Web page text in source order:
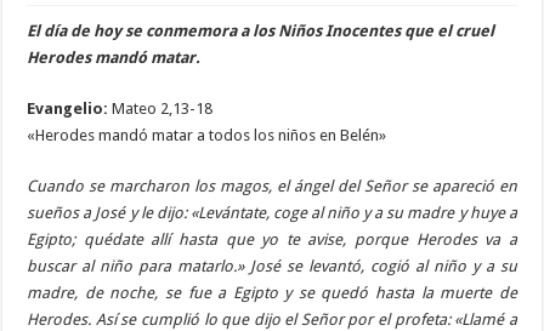
El día de hoy se conmemora a los Niños Inocentes que el cruel
Herodes mandó matar.
Evangelio: Mateo 2,13-18
«Herodes mandó matar a todos los niños en Belén»
Cuando se marcharon los magos, el ángel del Señor se apareció en
sueños a José y le dijo: «Levántate, coge al niño y a su madre y huye a
Egipto; quédate allí hasta que yo te avise, porque Herodes va a
buscar al niño para matarlo.» José se levantó, cogió al niño y a su
madre, de noche, se fue a Egipto y se quedó hasta la muerte de
Herodes. Así se cumplió lo que dijo el Señor por el profeta: «Llamé a